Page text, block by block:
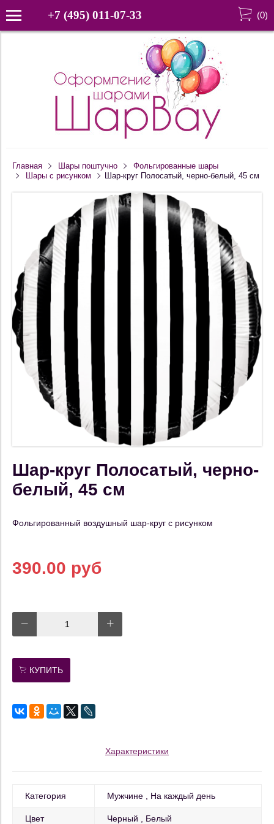
+7 (495) 011-07-33 (0)
Главная Шары поштучно
Фольгированные шары
Шары с рисунком
Шар-круг Полосатый, черно-белый, 45 см
Шар-круг Полосатый, черно-
белый, 45 см
Фольгированный воздушный шар-круг с рисунком
390.00 руб
КУПИТЬ
Характеристики
Категория Мужчине На каждый день
Цвет Черный Белый